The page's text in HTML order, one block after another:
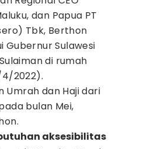
dan Papua PT
Tbk, Berthon
Gubernur Sulawesi
di rumah
2022).
Umrah dan Haji dari
bulan Mei,
aksesibilitas